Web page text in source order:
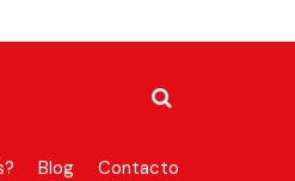
Blog Contacto